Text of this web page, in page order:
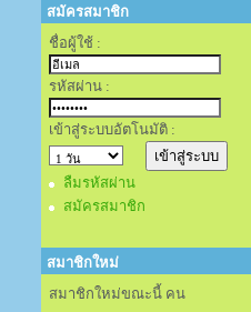
สมัครสมาชิก
ชื่อผู้ใช้ :
รหัสผ่าน :
เข้าสู่ระบบอัตโนมัติ :
ลืมรหัสผ่าน
สมัครสมาชิก
สมาชิกใหม่
สมาชิกใหม่ขณะนี้ คน